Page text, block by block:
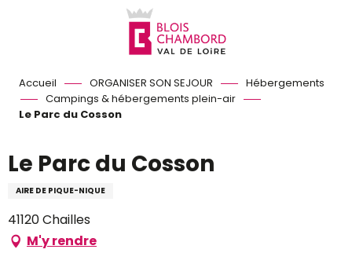
Accueil ORGANISER SON SEJOUR
Hébergements
Campings & hébergements plein-air
Le Parc du Cosson
Le Parc du Cosson
AIRE DE PIQUE-NIQUE
41120 Chailles
M'y rendre